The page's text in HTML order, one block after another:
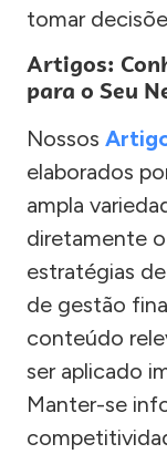
tomar
Artigos:
para o Seu
Nossos
elaborados
ampla
diretamente
estratégias
de gestão
conteúdo
ser aplicado
Manter-se